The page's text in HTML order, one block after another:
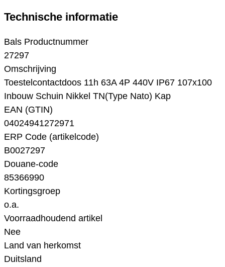
Technische informatie
Bals Productnummer
27297
Omschrijving
Toestelcontactdoos 11h 63A 4P 440V IP67 107x100
Inbouw Schuin Nikkel TN(Type Nato) Kap
EAN (GTIN)
04024941272971
ERP Code (artikelcode)
B0027297
Douane-code
85366990
Kortingsgroep
o.a.
Voorraadhoudend artikel
Nee
Land van herkomst
Duitsland